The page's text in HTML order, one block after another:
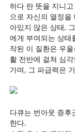
하다 란 뜻을 지니
으로 자신의 열정을
아있지 않은 상태,
에게 부여되는 상태
작된 이 질환은 우
활 전반에 걸쳐 심
가며, 그 파급력은
다큐는 번아웃 증후
한다.